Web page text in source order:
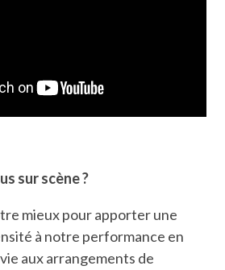
sur scène ?
mieux pour apporter une
à notre performance en
aux arrangements de